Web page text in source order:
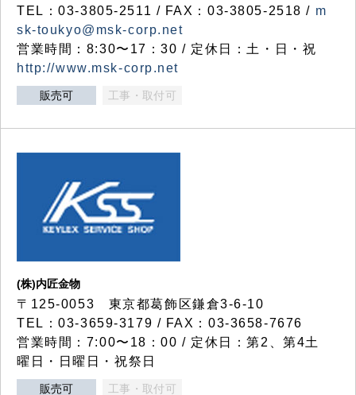
TEL：03-3805-2511 / FAX：03-3805-2518 / m
sk-toukyo@msk-corp.net
営業時間：8:30〜17：30 / 定休日：土・日・祝
http://www.msk-corp.net
販売可 工事・取付可
(株)内匠金物
〒125-0053 東京都葛飾区鎌倉3-6-10
TEL：03-3659-3179 / FAX：03-3658-7676
営業時間：7:00〜18：00 / 定休日：第2、第4土
曜日・日曜日・祝祭日
販売可 工事・取付可